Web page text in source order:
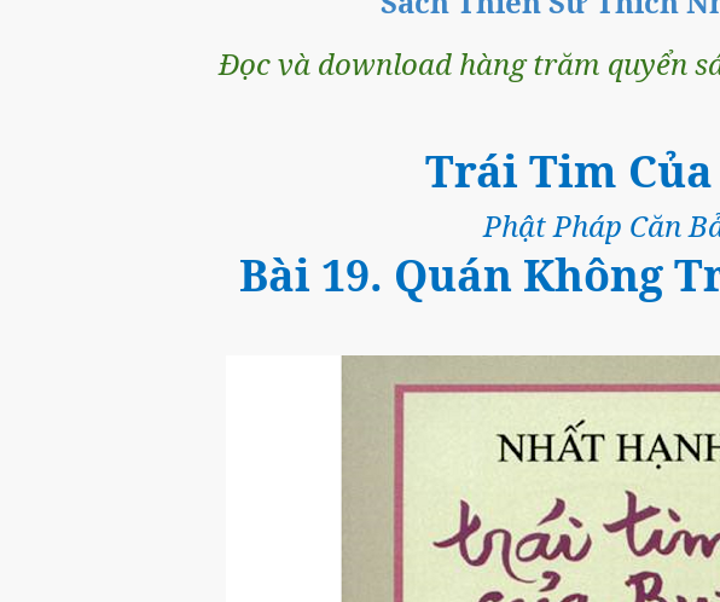
Đọc và download hàng trăm quyển
Trái Tim
Phật Pháp Căn
Bài 19. Quán Không